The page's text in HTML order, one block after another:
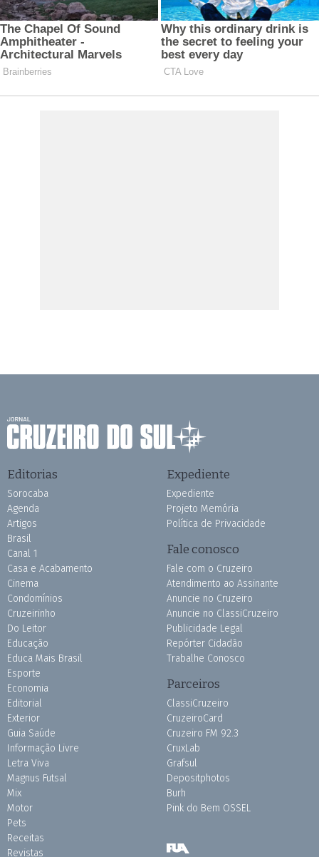
Editorias
Sorocaba
Agenda
Artigos
Brasil
Canal 1
Casa e Acabamento
Cinema
Condomínios
Cruzeirinho
Do Leitor
Educação
Educa Mais Brasil
Esporte
Economia
Editorial
Exterior
Guia Saúde
Informação Livre
Letra Viva
Magnus Futsal
Mix
Motor
Pets
Receitas
Revistas
Expediente
Expediente
Projeto Memória
Política de Privacidade
Fale conosco
Fale com o Cruzeiro
Atendimento ao Assinante
Anuncie no Cruzeiro
Anuncie no ClassiCruzeiro
Publicidade Legal
Repórter Cidadão
Trabalhe Conosco
Parceiros
ClassiCruzeiro
CruzeiroCard
Cruzeiro FM 92.3
CruxLab
Grafsul
Depositphotos
Burh
Pink do Bem OSSEL